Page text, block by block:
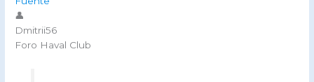
👤
Dmitrii56
Foro Haval Club